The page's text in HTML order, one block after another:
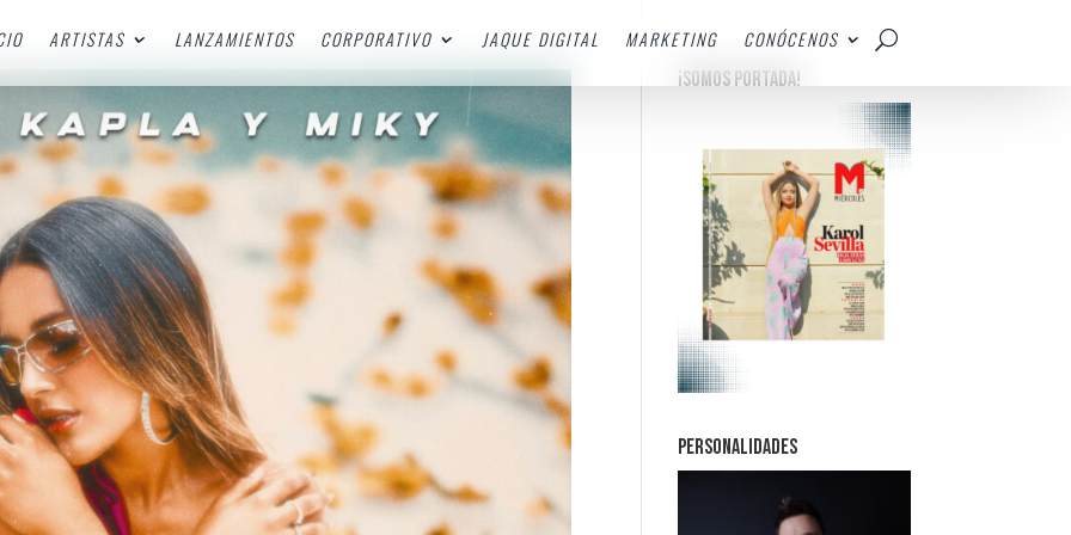
ARTISTAS LANZAMIENTOS CORPORATIVO JAQUE DIGITAL MARKETING
CONÓCENOS
¡SOMOS PORTADA!
PERSONALIDADES